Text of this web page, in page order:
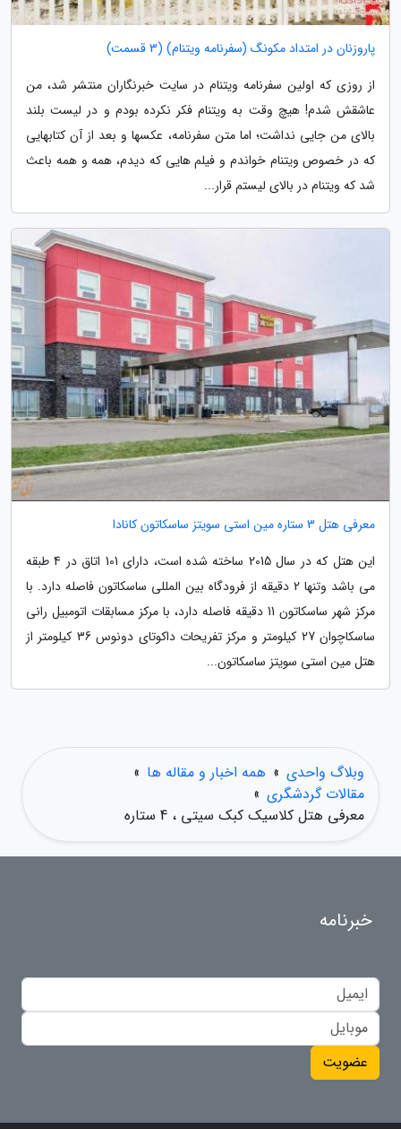
پاروزنان در امتداد مکونگ (سفرنامه ویتنام) (3 قسمت)
از روزی که اولین سفرنامه ویتنام در سایت خبرنگاران منتشر شد، من
عاشقش شدم! هیچ وقت به ویتنام فکر نکرده بودم و در لیست بلند
بالای من جایی نداشت؛ اما متن سفرنامه، عکسها و بعد از آن کتابهایی
که در خصوص ویتنام خواندم و فیلم هایی که دیدم، همه و همه باعث
شد که ویتنام در بالای لیستم قرار...
معرفی هتل 3 ستاره مین استی سویتز ساسکاتون کانادا
این هتل که در سال 2015 ساخته شده است، دارای 101 اتاق در 4 طبقه
می باشد وتنها 2 دقیقه از فرودگاه بین المللی ساسکاتون فاصله دارد. با
مرکز شهر ساسکاتون 11 دقیقه فاصله دارد، با مرکز مسابقات اتومبیل رانی
ساسکاچوان 27 کیلومتر و مرکز تفریحات داکوتای دونوس 36 کیلومتر از
هتل مین استی سویتز ساسکاتون...
وبلاگ واحدی » همه اخبار و مقاله ها »
مقالات گردشگری »
معرفی هتل کلاسیک کبک سیتی ، 4 ستاره
خبرنامه
عضویت